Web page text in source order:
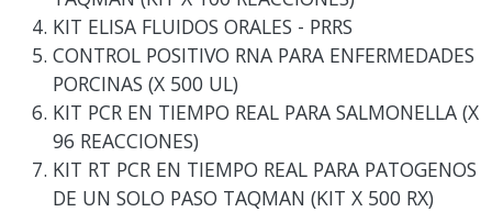
KIT ELISA FLUIDOS ORALES - PRRS
CONTROL POSITIVO RNA PARA ENFERMEDADES
PORCINAS (X 500 UL)
KIT PCR EN TIEMPO REAL PARA SALMONELLA (X
96 REACCIONES)
KIT RT PCR EN TIEMPO REAL PARA PATOGENOS
DE UN SOLO PASO TAQMAN (KIT X 500 RX)